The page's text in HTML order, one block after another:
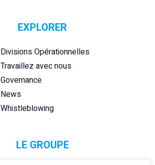
EXPLORER
Divisions Opérationnelles
Travaillez avec nous
Governance
News
Whistleblowing
LE GROUPE